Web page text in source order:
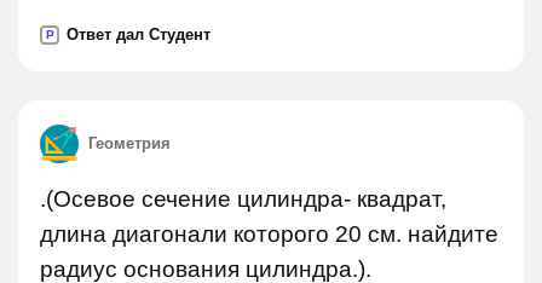
P Ответ дал Студент
Геометрия
.(Осевое сечение цилиндра- квадрат,
длина диагонали которого 20 см. найдите
радиус основания цилиндра.).